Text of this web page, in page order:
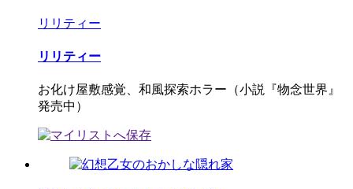
リリティー
リリティー
お化け屋敷感覚、和風探索ホラー（小説『物念世界』
発売中）